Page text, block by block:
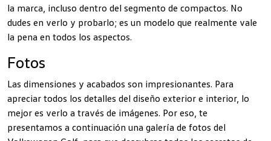
la marca, incluso dentro del segmento de compactos. No
dudes en verlo y probarlo; es un modelo que realmente vale
la pena en todos los aspectos.
Fotos
Las dimensiones y acabados son impresionantes. Para
apreciar todos los detalles del diseño exterior e interior, lo
mejor es verlo a través de imágenes. Por eso, te
presentamos a continuación una galería de fotos del